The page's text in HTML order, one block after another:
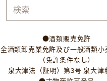
●酒類販売免許
全酒類卸売業免許及び一般酒類小
（免許条件なし）
泉大津法（証明）第3号 泉大津